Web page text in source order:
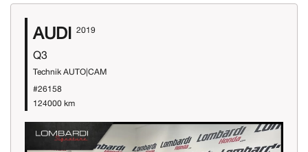
AUDI 2019
Q3
Technik AUTO|CAM
#26158
124000 km